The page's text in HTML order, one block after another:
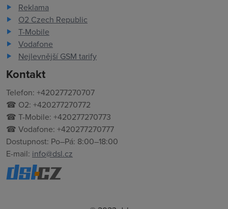
Reklama
O2 Czech Republic
T-Mobile
Vodafone
Nejlevnější GSM tarify
Kontakt
Telefon: +420277270707
☎ O2: +420277270772
☎ T-Mobile: +420277270773
☎ Vodafone: +420277270777
Dostupnost: Po–Pá: 8:00–18:00
E-mail: info@dsl.cz